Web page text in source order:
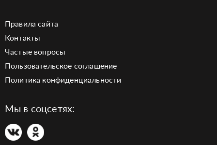
Правила сайта
Контакты
Частые вопросы
Пользовательское соглашение
Политика конфиденциальности
Мы в соцсетях: